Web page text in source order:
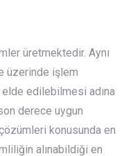
üretmektedir. Aynı
üzerinde işlem
edilebilmesi adına
derece uygun
konusunda en
alınabildiği en